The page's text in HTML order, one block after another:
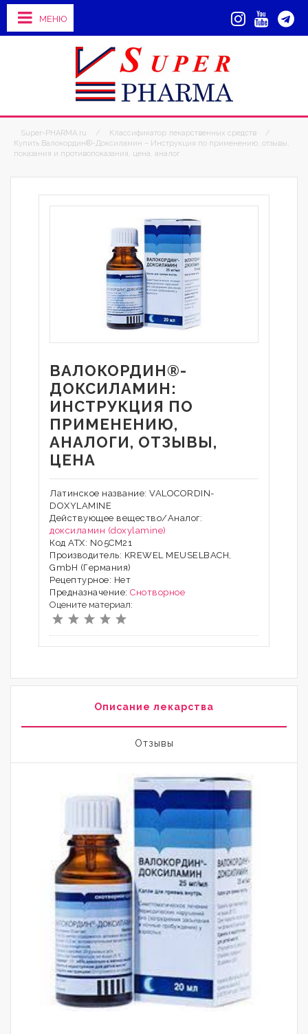
МЕНЮ
Super-PHARMA.ru / Классификатор лекарственных средств
/
Купить Валокордин®-Доксиламин – Инструкция по применению, отзывы,
показания и противопоказания, цена, аналог
ВАЛОКОРДИН®-
ДОКСИЛАМИН:
ИНСТРУКЦИЯ ПО
ПРИМЕНЕНИЮ,
АНАЛОГИ, ОТЗЫВЫ,
ЦЕНА
Латинское название: VALOCORDIN-
DOXYLAMINE
Действующее вещество/Аналог:
доксиламин (doxylamine)
Код АТХ: N05CM21
Производитель: KREWEL MEUSELBACH,
GmbH (Германия)
Рецептурное: Нет
Предназначение: Снотворное
Оцените материал:
Описание лекарства
Отзывы